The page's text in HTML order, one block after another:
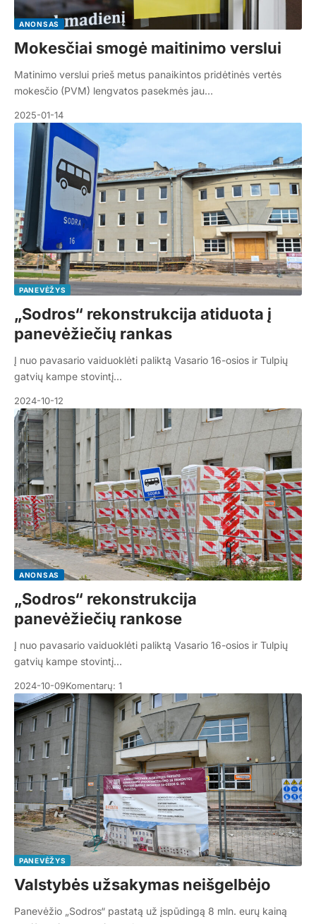
ANONSAS
Mokesčiai smogė maitinimo verslui
Matinimo verslui prieš metus panaikintos pridėtinės vertės
mokesčio (PVM) lengvatos pasekmės jau…
2025-01-14
PANEVĖŽYS
„Sodros“ rekonstrukcija atiduota į
panevėžiečių rankas
Į nuo pavasario vaiduoklėti paliktą Vasario 16-osios ir Tulpių
gatvių kampe stovintį…
2024-10-12
ANONSAS
„Sodros“ rekonstrukcija
panevėžiečių rankose
Į nuo pavasario vaiduoklėti paliktą Vasario 16-osios ir Tulpių
gatvių kampe stovintį…
2024-10-09Komentarų: 1
PANEVĖŽYS
Valstybės užsakymas neišgelbėjo
Panevėžio „Sodros“ pastatą už įspūdingą 8 mln. eurų kainą